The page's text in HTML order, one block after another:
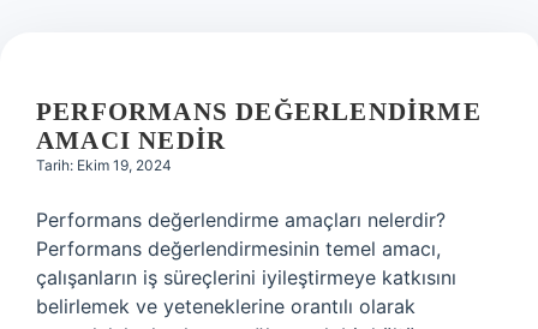
PERFORMANS DEĞERLENDIRME
AMACI NEDIR
Tarih: Ekim 19, 2024
Performans değerlendirme amaçları nelerdir?
Performans değerlendirmesinin temel amacı,
çalışanların iş süreçlerini iyileştirmeye katkısını
belirlemek ve yeteneklerine orantılı olarak